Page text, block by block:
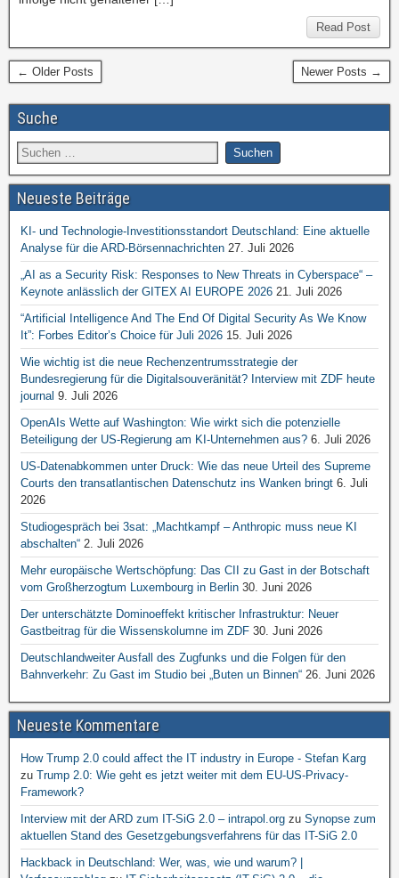
Read Post
← Older Posts Newer Posts →
Suche
Neueste Beiträge
KI- und Technologie-Investitionsstandort Deutschland: Eine aktuelle
Analyse für die ARD-Börsennachrichten 27. Juli 2026
„AI as a Security Risk: Responses to New Threats in Cyberspace“ –
Keynote anlässlich der GITEX AI EUROPE 2026 21. Juli 2026
“Artificial Intelligence And The End Of Digital Security As We Know
It”: Forbes Editor’s Choice für Juli 2026 15. Juli 2026
Wie wichtig ist die neue Rechenzentrumsstrategie der
Bundesregierung für die Digitalsouveränität? Interview mit ZDF heute
journal 9. Juli 2026
OpenAIs Wette auf Washington: Wie wirkt sich die potenzielle
Beteiligung der US-Regierung am KI-Unternehmen aus? 6. Juli 2026
US-Datenabkommen unter Druck: Wie das neue Urteil des Supreme
Courts den transatlantischen Datenschutz ins Wanken bringt 6. Juli
2026
Studiogespräch bei 3sat: „Machtkampf – Anthropic muss neue KI
abschalten“ 2. Juli 2026
Mehr europäische Wertschöpfung: Das CII zu Gast in der Botschaft
vom Großherzogtum Luxembourg in Berlin 30. Juni 2026
Der unterschätzte Dominoeffekt kritischer Infrastruktur: Neuer
Gastbeitrag für die Wissenskolumne im ZDF 30. Juni 2026
Deutschlandweiter Ausfall des Zugfunks und die Folgen für den
Bahnverkehr: Zu Gast im Studio bei „Buten un Binnen“ 26. Juni 2026
Neueste Kommentare
How Trump 2.0 could affect the IT industry in Europe - Stefan Karg
zu Trump 2.0: Wie geht es jetzt weiter mit dem EU-US-Privacy-
Framework?
Interview mit der ARD zum IT-SiG 2.0 – intrapol.org zu Synopse zum
aktuellen Stand des Gesetzgebungsverfahrens für das IT-SiG 2.0
Hackback in Deutschland: Wer, was, wie und warum? |